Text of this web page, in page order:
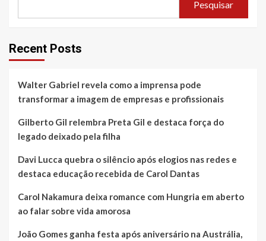
Pesquisar
Recent Posts
Walter Gabriel revela como a imprensa pode
transformar a imagem de empresas e profissionais
Gilberto Gil relembra Preta Gil e destaca força do
legado deixado pela filha
Davi Lucca quebra o silêncio após elogios nas redes e
destaca educação recebida de Carol Dantas
Carol Nakamura deixa romance com Hungria em aberto
ao falar sobre vida amorosa
João Gomes ganha festa após aniversário na Austrália,